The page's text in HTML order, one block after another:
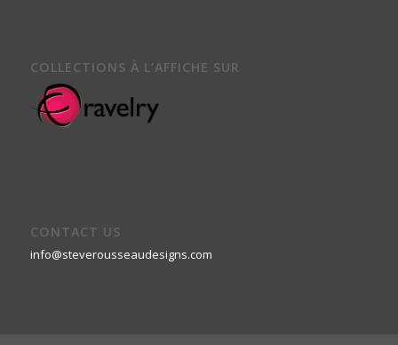
COLLECTIONS À L’AFFICHE SUR
CONTACT US
info@steverousseaudesigns.com